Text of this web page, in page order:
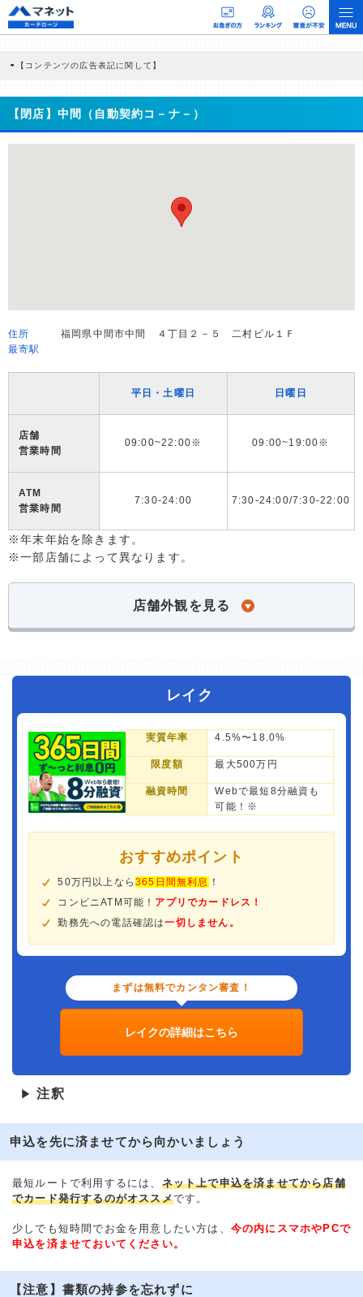
【コンテンツの広告表記に関して】
商品を根拠なくPRするものではなく、当編集部の調査／ユーザーへの口コミ収集な
どに基づき、公平性を担保した情報提供を行っています。
>提携企業一覧
【閉店】中間（自動契約コ－ナ－）
住所
福岡県中間市中間 ４丁目２－５ 二村ビル１Ｆ
最寄駅
平日・土曜日 日曜日
店舗
営業時間
09:00~22:00※ 09:00~19:00※
ATM
営業時間
7:30-24:00 7:30-24:00/7:30-22:00
※年末年始を除きます。
※一部店舗によって異なります。
店舗外観を見る
レイク
実質年率 4.5%〜18.0%
限度額 最大500万円
融資時間
Webで最短8分融資も
可能！※
おすすめポイント
50万円以上なら365日間無利息 ！
コンビニATM可能！ アプリでカードレス！
勤務先への電話確認は一切しません。
まずは無料でカンタン審査！
レイクの詳細はこちら
▶ 注釈
申込を先に済ませてから向かいましょう
最短ルートで利用するには、 ネット上で申込を済ませてから店舗
でカード発行するのがオススメです。
少しでも短時間でお金を用意したい方は、 今の内にスマホやPCで
申込を済ませておいてください。
【注意】書類の持参を忘れずに